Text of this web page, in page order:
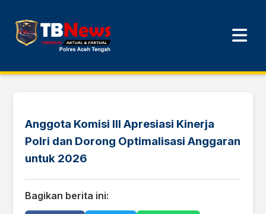
Anggota Komisi III Apresiasi Kinerja
Polri dan Dorong Optimalisasi Anggaran
untuk 2026
Bagikan berita ini: